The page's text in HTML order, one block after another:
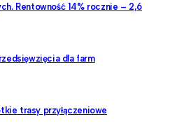
Rentowność 14% rocznie – 2,6
dla farm
trasy przyłączeniowe